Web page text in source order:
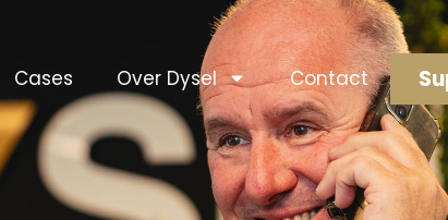
Cases Over Dysel Contact